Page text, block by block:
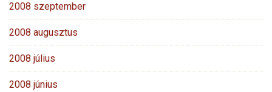
2008 szeptember
2008 augusztus
2008 július
2008 június